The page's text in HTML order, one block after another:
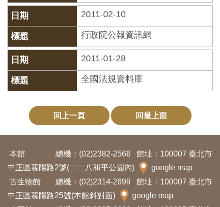
育
活
動
出
版
藏
研
究
2011-02-10
行政院公報資訊網
2011-01-28
全國法規資料庫
回上一頁 回最上面
本館 總機：(02)2382-2566
館址：100007 臺北市
中正區襄陽路2號(二二八和平公園內)
google map
古生物館
總機：(02)2314-2699
館址：100007 臺北市
中正區襄陽路25號(本館斜對面)
google map